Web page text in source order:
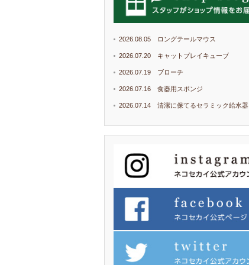
2026.08.05 ロングテールマウス
2026.07.20 キャットプレイキューブ
2026.07.19 ブローチ
2026.07.16 食器用スポンジ
2026.07.14 清潔に保てるセラミック給水器